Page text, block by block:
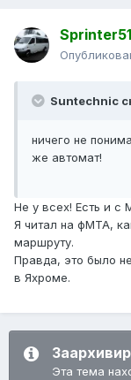
Suntechnic
ничего не
же автомат!
Не у всех! Есть и с
Я читал на фМТА,
маршруту.
Правда, это было
в Яхроме.
Эта тема